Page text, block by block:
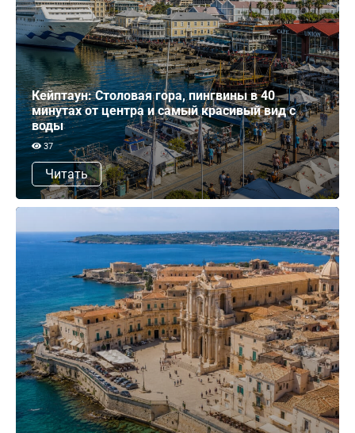
Кейптаун: Столовая гора, пингвины в 40
минутах от центра и самый красивый вид с
воды
37
Читать